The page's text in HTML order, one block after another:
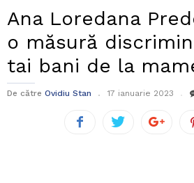
Ana Loredana
o măsură
tai bani de la
De către Ovidiu Stan 17 ianuarie 2023